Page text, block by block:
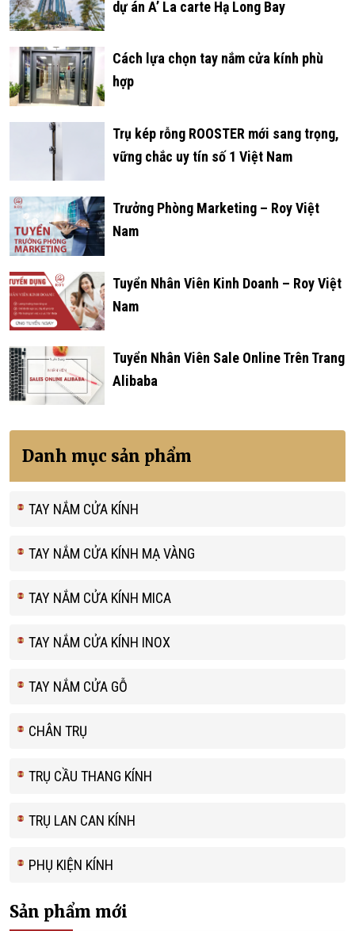
dự án A’ La carte Hạ Long Bay
Cách lựa chọn tay nắm cửa kính phù
hợp
Trụ kép rỗng ROOSTER mới sang trọng,
vững chắc uy tín số 1 Việt Nam
Trưởng Phòng Marketing – Roy Việt
Nam
Tuyển Nhân Viên Kinh Doanh – Roy Việt
Nam
Tuyển Nhân Viên Sale Online Trên Trang
Alibaba
Danh mục sản phẩm
TAY NẮM CỬA KÍNH
TAY NẮM CỬA KÍNH MẠ VÀNG
TAY NẮM CỬA KÍNH MICA
TAY NẮM CỬA KÍNH INOX
TAY NẮM CỬA GỖ
CHÂN TRỤ
TRỤ CẦU THANG KÍNH
TRỤ LAN CAN KÍNH
PHỤ KIỆN KÍNH
Sản phẩm mới